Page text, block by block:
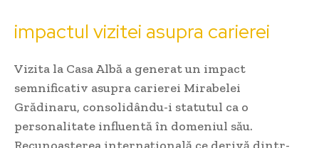
impactul vizitei asupra carierei
Vizita la Casa Albă a generat un impact
semnificativ asupra carierei Mirabelei
Grădinaru, consolidându-i statutul ca o
personalitate influentă în domeniul său.